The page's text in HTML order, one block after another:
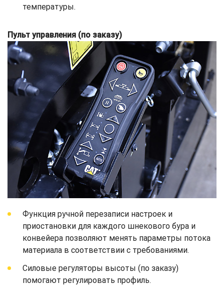
температуры.
Пульт управления (по заказу)
Функция ручной перезаписи настроек и
приостановки для каждого шнекового бура и
конвейера позволяют менять параметры потока
материала в соответствии с требованиями.
Силовые регуляторы высоты (по заказу)
помогают регулировать профиль.